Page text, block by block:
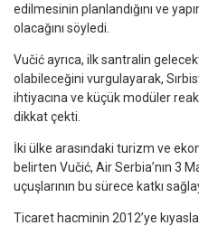
edilmesinin planlandığını ve
olacağını söyledi.
Vučić ayrıca, ilk santralin
olabileceğini vurgulayarak,
ihtiyacına ve küçük modüler
dikkat çekti.
İki ülke arasındaki turizm ve
belirten Vučić, Air Serbia’nın 3
uçuşlarının bu sürece katkı
Ticaret hacminin 2012’ye